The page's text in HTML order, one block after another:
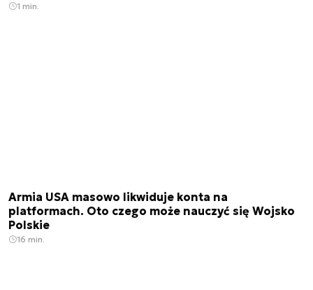
1 min.
Armia USA masowo likwiduje konta na
platformach. Oto czego może nauczyć się Wojsko
Polskie
16 min.